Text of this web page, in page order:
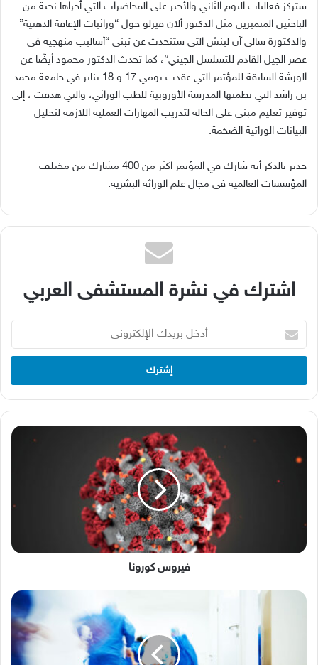
ستركز فعاليات اليوم الثاني والأخير على المحاضرات التي أجراها نخبة من
الباحثين المتميزين مثل الدكتور ألان فيرلو حول “وراثيات الإعاقة الذهنية”
والدكتورة سالي آن لينش التي ستتحدث عن تبني “أساليب منهجية في
عصر الجيل القادم للتسلسل الجيني”، كما تحدث الدكتور محمود أيضًا عن
الورشة السابقة للمؤتمر التي عقدت يومي 17 و 18 يناير في جامعة محمد
بن راشد التي نظمتها المدرسة الأوروبية للطب الوراثي، والتي هدفت ، إلى
توفير تعليم مبني على الحالة لتدريب المهارات العملية اللازمة لتحليل
البيانات الوراثية الضخمة.
جدير بالذكر أنه شارك في المؤتمر اكثر من 400 مشارك من مختلف
المؤسسات العالمية في مجال علم الوراثة البشرية.
اشترك في نشرة المستشفى العربي
بريدك
الإلكتروني
فيروس
فيروس كورونا
التمريض